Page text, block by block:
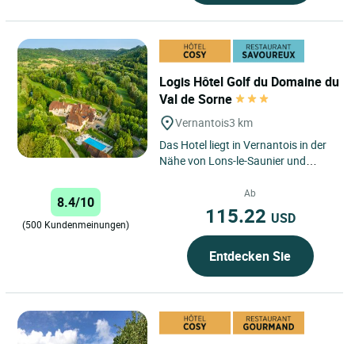
Logis Hôtel Golf du Domaine du
Val de Sorne
Vernantois3 km
Das Hotel liegt in Vernantois in der
Nähe von Lons-le-Saunier und
Naturlandschaft am...
8.4/10
(500 Kundenmeinungen)
Ab
115.22 USD
Entdecken Sie